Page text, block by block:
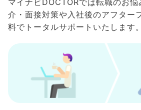
マイナビDOCTORでは転職のお
介・面接対策や入社後のアフター
料でトータルサポートいたします。